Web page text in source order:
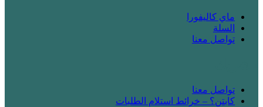
ماي كاليفورا
السلة
تواصل معنا
تواصل معنا
كابتن؟ – خرائط استلام الطلبات